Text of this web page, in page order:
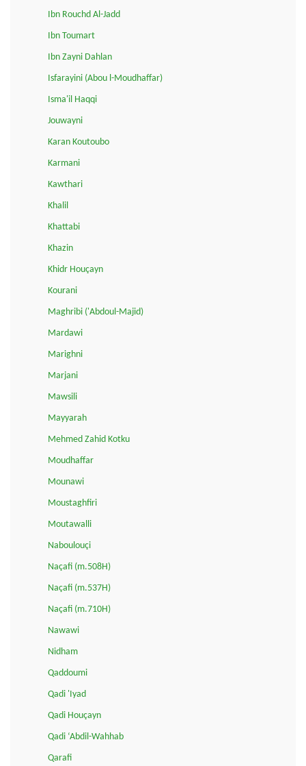
Ibn Rouchd Al-Jadd
Ibn Toumart
Ibn Zayni Dahlan
Isfarayini (Abou l-Moudhaffar)
Isma'il Haqqi
Jouwayni
Karan Koutoubo
Karmani
Kawthari
Khalil
Khattabi
Khazin
Khidr Houçayn
Kourani
Maghribi ('Abdoul-Majid)
Mardawi
Marighni
Marjani
Mawsili
Mayyarah
Mehmed Zahid Kotku
Moudhaffar
Mounawi
Moustaghfiri
Moutawalli
Naboulouçi
Naçafi (m.508H)
Naçafi (m.537H)
Naçafi (m.710H)
Nawawi
Nidham
Qaddoumi
Qadi 'Iyad
Qadi Houçayn
Qadi ‘Abdil-Wahhab
Qarafi